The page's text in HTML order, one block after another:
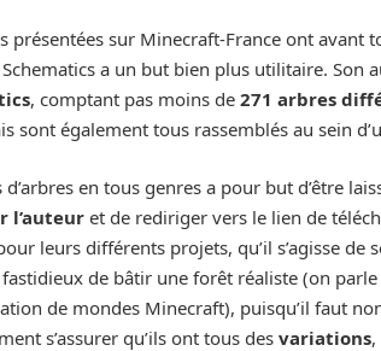
présentées sur Minecraft-France ont avant
a un but bien plus utilitaire. Son
, comptant pas moins de271 arbres
sont également tous rassemblés au sein
d’arbres en tous genres a pour but d’être
l’auteuret de rediriger vers le lien de
leurs différents projets, qu’il s’agisse
de bâtir une forêt réaliste (on
de mondes Minecraft), puisqu’il faut
s’assurer qu’ils ont tous desvariations